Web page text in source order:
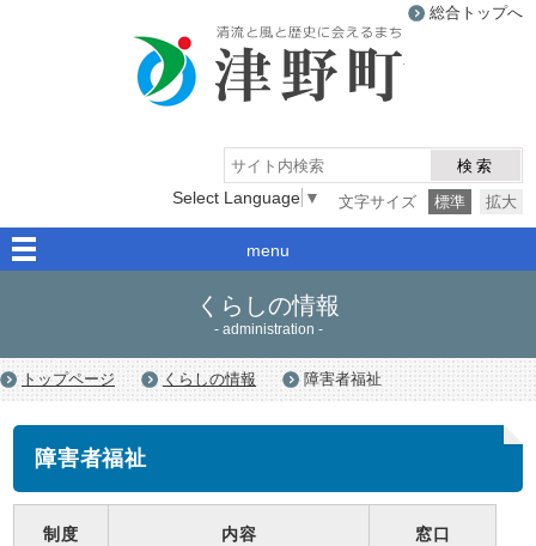
総合トップへ
検索
文字サイズ
標準 拡大
Select Language ▼
menu
くらしの情報
- administration -
トップページ くらしの情報 障害者福祉
障害者福祉
制度 内容 窓口